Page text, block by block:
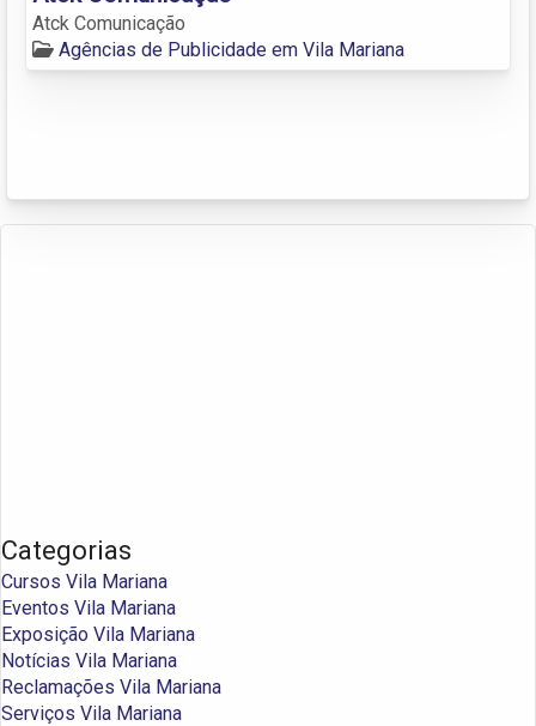
Atck Comunicação
Agências de Publicidade em Vila Mariana
Categorias
Cursos Vila Mariana
Eventos Vila Mariana
Exposição Vila Mariana
Notícias Vila Mariana
Reclamações Vila Mariana
Serviços Vila Mariana